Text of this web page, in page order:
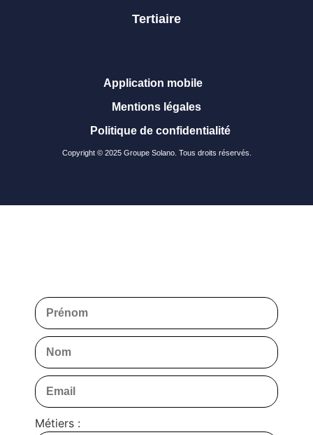
Tertiaire
Copyright © 2025 Groupe Solano. Tous droits réservés.
Application mobile
Mentions légales
Politique de confidentialité
Métiers :